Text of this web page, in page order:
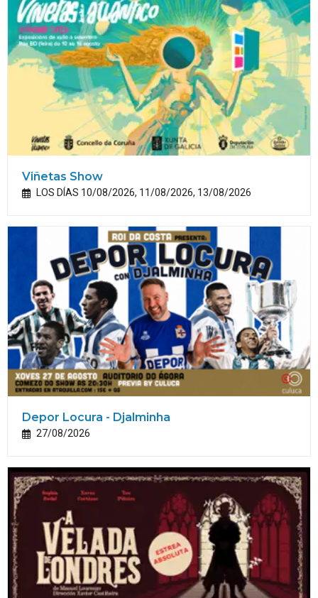
Viñetas Show
LOS DÍAS 10/08/2026, 11/08/2026, 13/08/2026
Depor Locura - Djalminha
27/08/2026